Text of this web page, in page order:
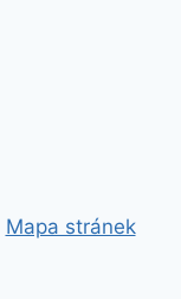
Mapa stránek